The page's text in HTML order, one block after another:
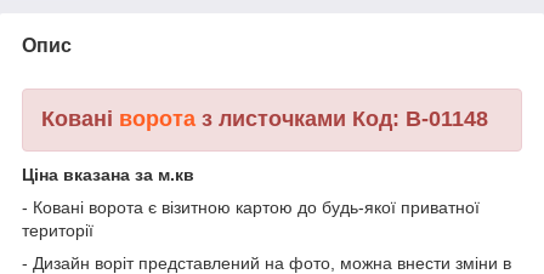
Опис
Ковані ворота з листочками Код: В-01148
Ціна вказана за м.кв
- Ковані ворота є візитною картою до будь-якої приватної
території
- Дизайн воріт представлений на фото, можна внести зміни в